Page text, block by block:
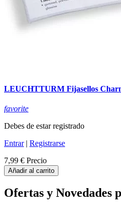
LEUCHTTURM Fijasellos
favorite
Debes de estar registrado
Entrar| Registrarse
7,99 € Precio
Añadir al carrito
Ofertas y Novedades